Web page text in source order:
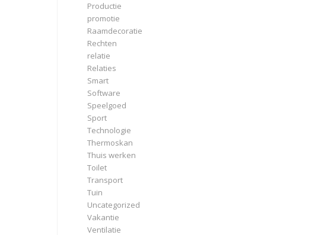
Productie
promotie
Raamdecoratie
Rechten
relatie
Relaties
Smart
Software
Speelgoed
Sport
Technologie
Thermoskan
Thuis werken
Toilet
Transport
Tuin
Uncategorized
Vakantie
Ventilatie